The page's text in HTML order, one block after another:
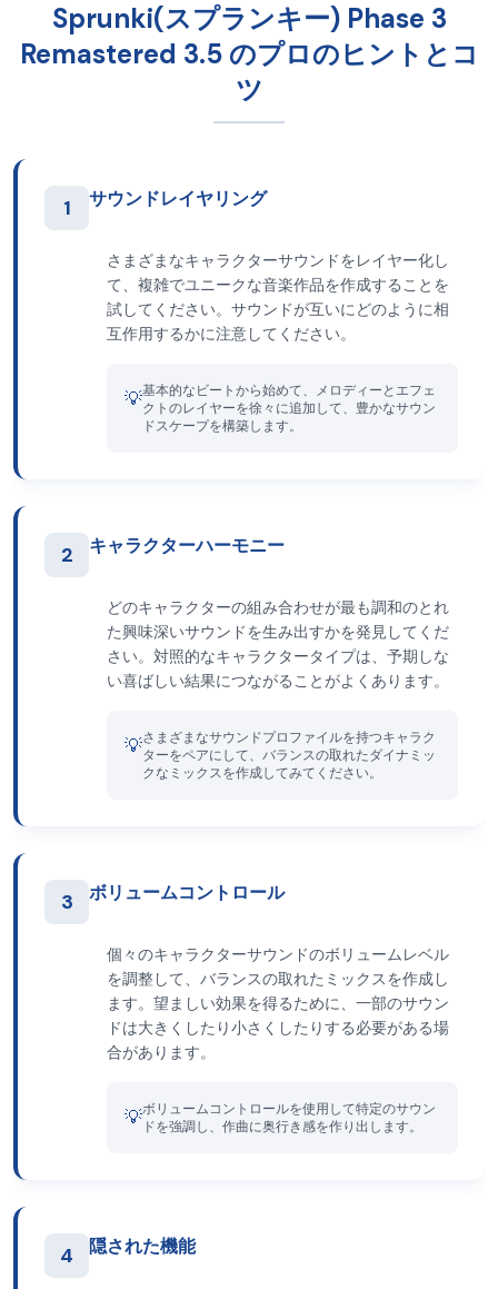
Sprunki(スプランキー) Phase 3
Remastered 3.5 のプロのヒントとコ
ツ
1 サウンドレイヤリング
さまざまなキャラクターサウンドをレイヤー化し
て、複雑でユニークな音楽作品を作成することを
試してください。サウンドが互いにどのように相
互作用するかに注意してください。
💡基本的なビートから始めて、メロディーとエフェ
クトのレイヤーを徐々に追加して、豊かなサウン
ドスケープを構築します。
2 キャラクターハーモニー
どのキャラクターの組み合わせが最も調和のとれ
た興味深いサウンドを生み出すかを発見してくだ
さい。対照的なキャラクタータイプは、予期しな
い喜ばしい結果につながることがよくあります。
💡さまざまなサウンドプロファイルを持つキャラク
ターをペアにして、バランスの取れたダイナミッ
クなミックスを作成してみてください。
3 ボリュームコントロール
個々のキャラクターサウンドのボリュームレベル
を調整して、バランスの取れたミックスを作成し
ます。望ましい効果を得るために、一部のサウン
ドは大きくしたり小さくしたりする必要がある場
合があります。
💡ボリュームコントロールを使用して特定のサウン
ドを強調し、作曲に奥行き感を作り出します。
4 隠された機能